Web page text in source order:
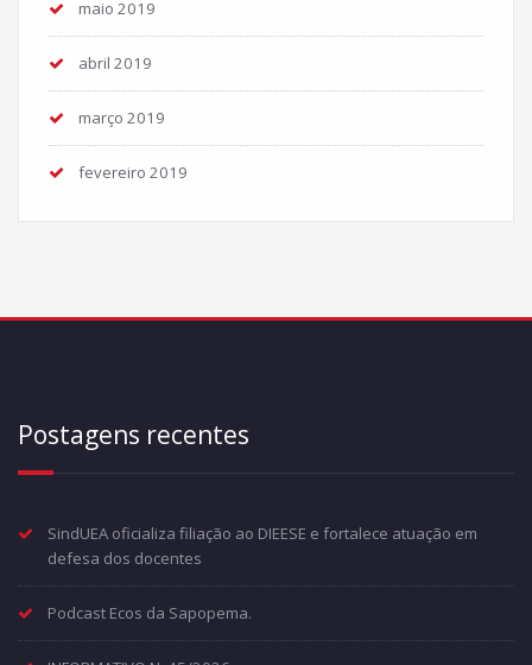
maio 2019
abril 2019
março 2019
fevereiro 2019
Postagens recentes
SindUEA oficializa filiação ao DIEESE e fortalece atuação em
defesa dos docentes
Podcast Ecos da Sapopema.